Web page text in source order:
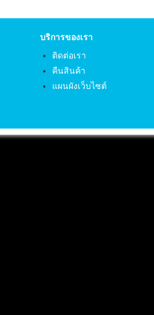
บริการของเรา
ติดต่อเรา
คืนสินค้า
แผนผังเว็บไซต์